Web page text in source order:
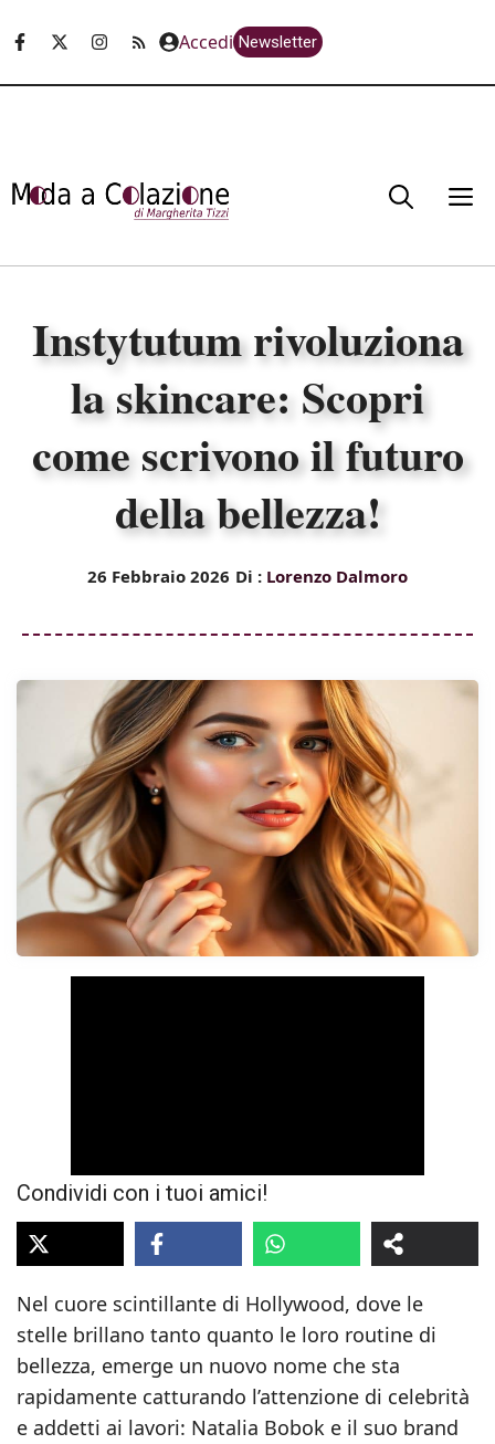
Accedi Newsletter
Instytutum rivoluziona
la skincare: Scopri
come scrivono il futuro
della bellezza!
26 Febbraio 2026 Di : Lorenzo Dalmoro
Condividi con i tuoi amici!
Nel cuore scintillante di Hollywood, dove le
stelle brillano tanto quanto le loro routine di
bellezza, emerge un nuovo nome che sta
rapidamente catturando l’attenzione di celebrità
e addetti ai lavori: Natalia Bobok e il suo brand